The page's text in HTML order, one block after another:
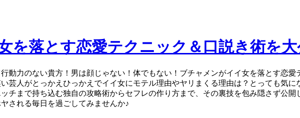
を落とす恋愛テクニック＆口説き術を大
動力のない貴方！男は顔じゃない！体でもない！ブチャメンがイイ女を落とす恋
芸人がとっかえひっかえでイイ女にモテル理由やヤリまくる理由は？とっても気
チまで持ち込む独自の攻略術からセフレの作り方まで、その裏技を包み隠さず公
される毎日を過ごしてみませんか♪